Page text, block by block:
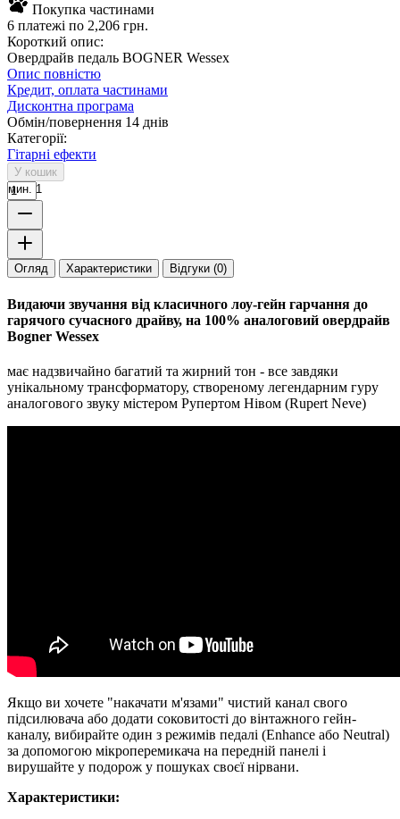
Покупка частинами
6 платежі по 2,206 грн.
Короткий опис:
Овердрайв педаль BOGNER Wessex
Опис повністю
Кредит, оплата частинами
Дисконтна програма
Обмін/повернення 14 днів
Категорії:
Гітарні ефекти
У кошик
мин. 1
Огляд Характеристики Відгуки (0)
Видаючи звучання від класичного лоу-гейн гарчання до
гарячого сучасного драйву, на 100% аналоговий овердрайв
Bogner Wessex
має надзвичайно багатий та жирний тон - все завдяки
унікальному трансформатору, створеному легендарним гуру
аналогового звуку містером Рупертом Нівом (Rupert Neve)
Якщо ви хочете "накачати м'язами" чистий канал свого
підсилювача або додати соковитості до вінтажного гейн-
каналу, вибирайте один з режимів педалі (Enhance або Neutral)
за допомогою мікроперемикача на передній панелі і
вирушайте у подорож у пошуках своєї нірвани.
Характеристики: